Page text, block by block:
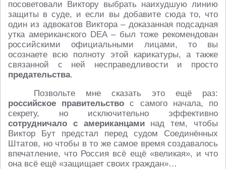
посоветовали Виктору выбрать наихудшую линию
защиты в суде, и если вы добавите сюда то, что
один из адвокатов Виктора – доказанная подсадная
утка американского DEA – был тоже рекомендован
российскими официальными лицами, то вы
осознаете всю полноту этой карикатуры, а также
связанной с ней несправедливости и просто
предательства.
Позвольте мне сказать это ещё раз:
российское правительство с самого начала, по
секрету, но исключительно эффективно
сотрудничало с американцаминад тем, чтобы
Виктор Бут предстал перед судом Соединённых
Штатов, но чтобы в то же самое время создавалось
впечатление, что Россия всё ещё «великая», и что
она всё ещё «защищает своих граждан»…